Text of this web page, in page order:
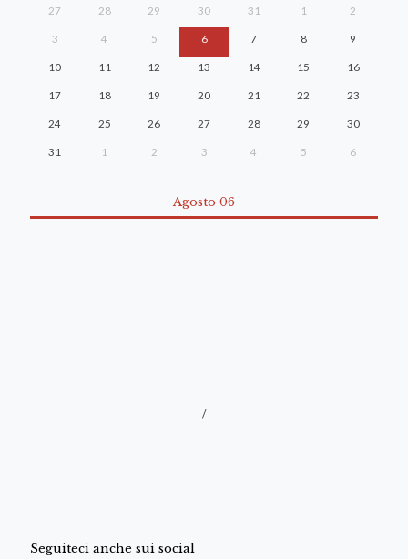
27 28 29 30 31 1 2
3 4 5 6 7 8 9
10 11 12 13 14 15 16
17 18 19 20 21 22 23
24 25 26 27 28 29 30
31 1 2 3 4 5 6
Agosto 06
/
Seguiteci anche sui social